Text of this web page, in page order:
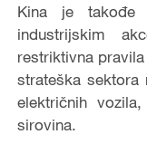
Kina je takođe
industrijskim
restriktivna
strateška sektora
električnih
sirovina.